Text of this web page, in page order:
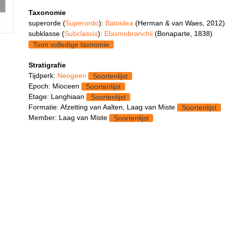
Taxonomie
superorde (Superordo): Batoidea (Herman & van Waes, 2012)
subklasse (Subclassis): Elasmobranchii (Bonaparte, 1838)
Toon volledige taxnomie
Stratigrafie
Tijdperk: Neogeen
Soortenlijst
Epoch: Mioceen
Soortenlijst
Etage: Langhiaan
Soortenlijst
Formatie: Afzetting van Aalten, Laag van Miste
Soortenlijst
Member: Laag van Miste
Soortenlijst